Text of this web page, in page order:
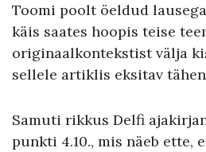
Toomi poolt öeldud
käis saates hoopis teise
originaalkontekstist välja
sellele artiklis eksitav
Samuti rikkus Delfi
punkti 4.10., mis näeb ette,